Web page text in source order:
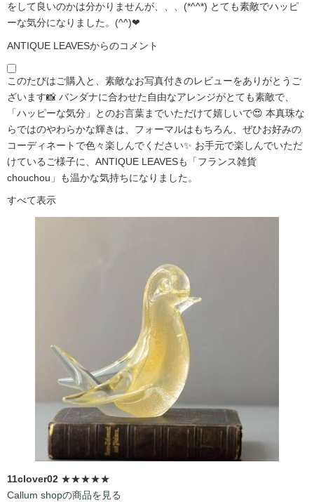
をして良いのかは分かりませんが、、、(*^^*) とても素敵でハッピ
ーな気分になりました。(^^)❤
ANTIQUE LEAVESからのコメント
このたびはご購入と、素敵なお写真付きのレビューをありがとうご
ざいます📸 バンダナに合わせた自由なアレンジがとても素敵で、
「ハッピーな気分」とのお言葉までいただけて嬉しいで😍 本真珠な
らではのやわらかな輝きは、フォーマルはもちろん、ぜひお好みの
コーディネートで色々楽しんでください✨ お手元で楽しんでいただ
けているご様子に、ANTIQUE LEAVESも「フランス雑貨
chouchou」も温かな気持ちになりました。
すべて表示
11clover02 ★★★★★
Callum shopの商品を見る